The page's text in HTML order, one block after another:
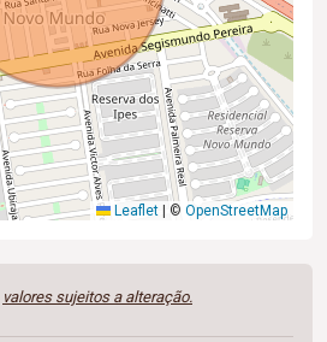
Leaflet © OpenStreetMap
valores sujeitos a alteração.